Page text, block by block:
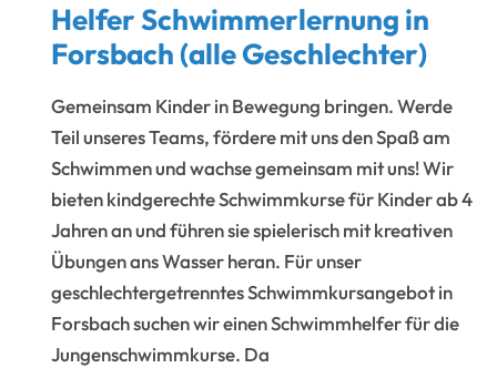
Rösrath
(alle
Helfer Schwimmerlernung in
Forsbach (alle Geschlechter)
Gemeinsam Kinder in Bewegung bringen. Werde
Teil unseres Teams, fördere mit uns den Spaß am
Schwimmen und wachse gemeinsam mit uns! Wir
bieten kindgerechte Schwimmkurse für Kinder ab 4
Jahren an und führen sie spielerisch mit kreativen
Übungen ans Wasser heran. Für unser
geschlechtergetrenntes Schwimmkursangebot in
Forsbach suchen wir einen Schwimmhelfer für die
Jungenschwimmkurse. Da